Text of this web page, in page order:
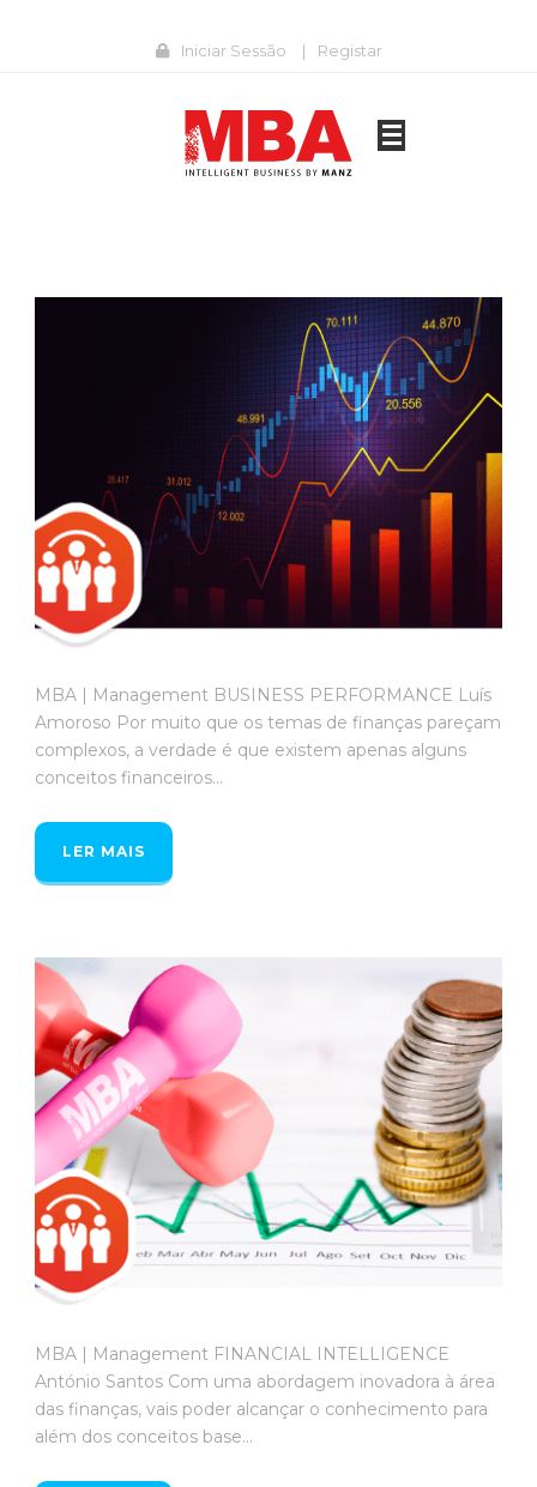
Iniciar Sessão | Registar
MBA | Management BUSINESS PERFORMANCE Luís
Amoroso Por muito que os temas de finanças pareçam
complexos, a verdade é que existem apenas alguns
conceitos financeiros...
LER MAIS
MBA | Management FINANCIAL INTELLIGENCE
António Santos Com uma abordagem inovadora à área
das finanças, vais poder alcançar o conhecimento para
além dos conceitos base...